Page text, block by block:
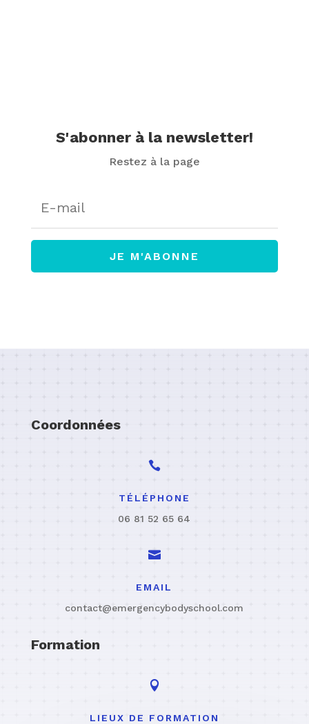
S'abonner à la newsletter!
Restez à la page
JE M'ABONNE
Coordonnées

TÉLÉPHONE
06 81 52 65 64

EMAIL
contact@emergencybodyschool.com
Formation

LIEUX DE FORMATION